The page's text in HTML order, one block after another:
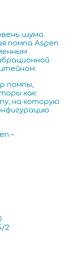
шума
помпа Aspen
помпы,
как:
на которую
–
2